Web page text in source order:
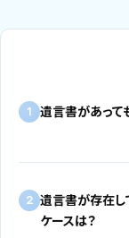
1 遺言書があって
2 遺言書が存在
ケースは？